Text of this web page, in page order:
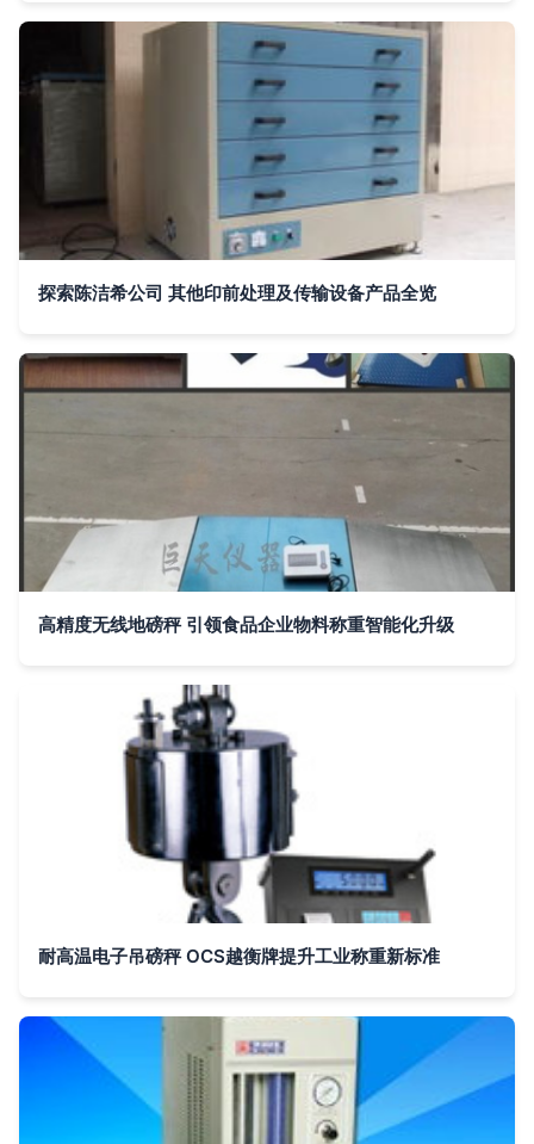
探索陈洁希公司 其他印前处理及传输设备产品全览
高精度无线地磅秤 引领食品企业物料称重智能化升级
耐高温电子吊磅秤 OCS越衡牌提升工业称重新标准